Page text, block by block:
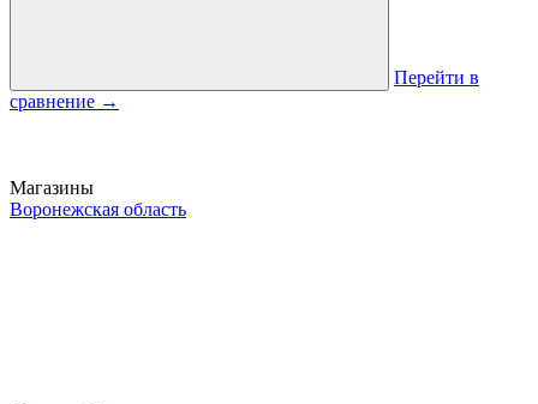
Перейти в
сравнение →
Магазины
Воронежская область